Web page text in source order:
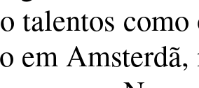
talentos
em